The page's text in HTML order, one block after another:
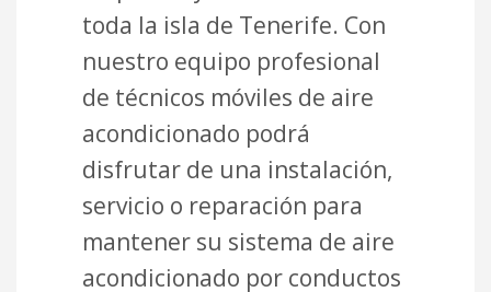
toda la isla de Tenerife. Con
nuestro equipo profesional
de técnicos móviles de aire
acondicionado podrá
disfrutar de una instalación,
servicio o reparación para
mantener su sistema de aire
acondicionado por conductos